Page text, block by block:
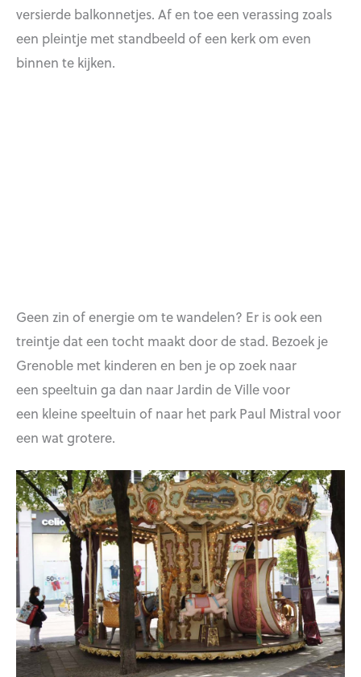
versierde balkonnetjes. Af en toe een verassing zoals
een pleintje met standbeeld of een kerk om even
binnen te kijken.
Geen zin of energie om te wandelen? Er is ook een
treintje dat een tocht maakt door de stad. Bezoek je
Grenoble met kinderen en ben je op zoek naar
een speeltuin ga dan naar Jardin de Ville voor
een kleine speeltuin of naar het park Paul Mistral voor
een wat grotere.